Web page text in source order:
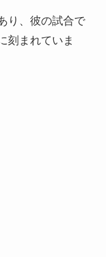
り、彼の試合で
刻まれていま